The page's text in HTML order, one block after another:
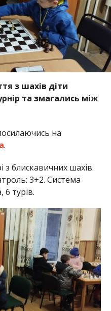
з шахів діти
та змагались між
на
.
з блискавичних шахів
3+2. Система
турів.